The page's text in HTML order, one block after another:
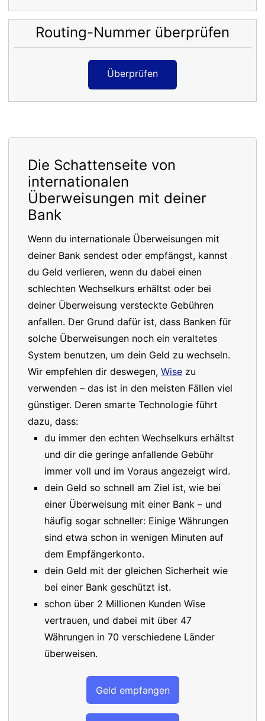
Routing-Nummer überprüfen
Überprüfen
Die Schattenseite von
internationalen
Überweisungen mit deiner
Bank
Wenn du internationale Überweisungen mit
deiner Bank sendest oder empfängst, kannst
du Geld verlieren, wenn du dabei einen
schlechten Wechselkurs erhältst oder bei
deiner Überweisung versteckte Gebühren
anfallen. Der Grund dafür ist, dass Banken für
solche Überweisungen noch ein veraltetes
System benutzen, um dein Geld zu wechseln.
Wir empfehlen dir deswegen, Wise zu
verwenden – das ist in den meisten Fällen viel
günstiger. Deren smarte Technologie führt
dazu, dass:
du immer den echten Wechselkurs erhältst
und dir die geringe anfallende Gebühr
immer voll und im Voraus angezeigt wird.
dein Geld so schnell am Ziel ist, wie bei
einer Überweisung mit einer Bank – und
häufig sogar schneller: Einige Währungen
sind etwa schon in wenigen Minuten auf
dem Empfängerkonto.
dein Geld mit der gleichen Sicherheit wie
bei einer Bank geschützt ist.
schon über 2 Millionen Kunden Wise
vertrauen, und dabei mit über 47
Währungen in 70 verschiedene Länder
überweisen.
Geld empfangen